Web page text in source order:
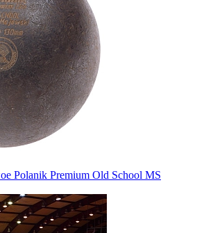
Polanik Premium Old School MS